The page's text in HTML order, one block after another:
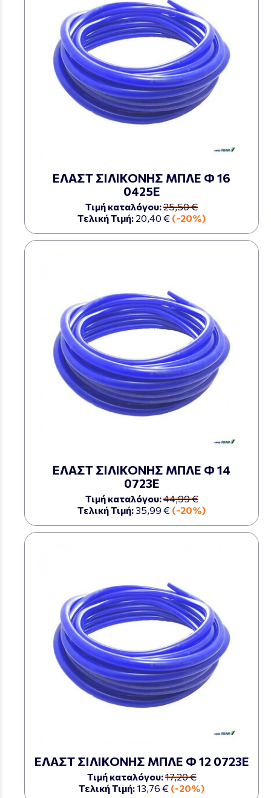
ΕΛΑΣΤ ΣΙΛΙΚΟΝΗΣ ΜΠΛΕ Φ 16
0425Ε
Τιμή καταλόγου:25,50 €
Τελική Τιμή: 20,40 € (-20%)
ΕΛΑΣΤ ΣΙΛΙΚΟΝΗΣ ΜΠΛΕ Φ 14
0723Ε
Τιμή καταλόγου:44,99 €
Τελική Τιμή: 35,99 € (-20%)
ΕΛΑΣΤ ΣΙΛΙΚΟΝΗΣ ΜΠΛΕ Φ 12 0723Ε
Τιμή καταλόγου:17,20 €
Τελική Τιμή:13,76 € (-20%)